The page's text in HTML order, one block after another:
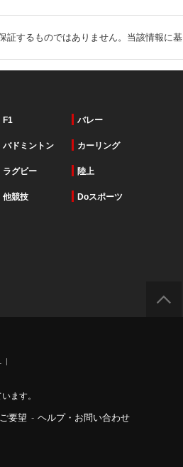
証するものではありません。当該情報に基
F1 バレー
バドミントン カーリング
ラグビー 陸上
他競技 Doスポーツ
ます。
要望 - ヘルプ・お問い合わせ